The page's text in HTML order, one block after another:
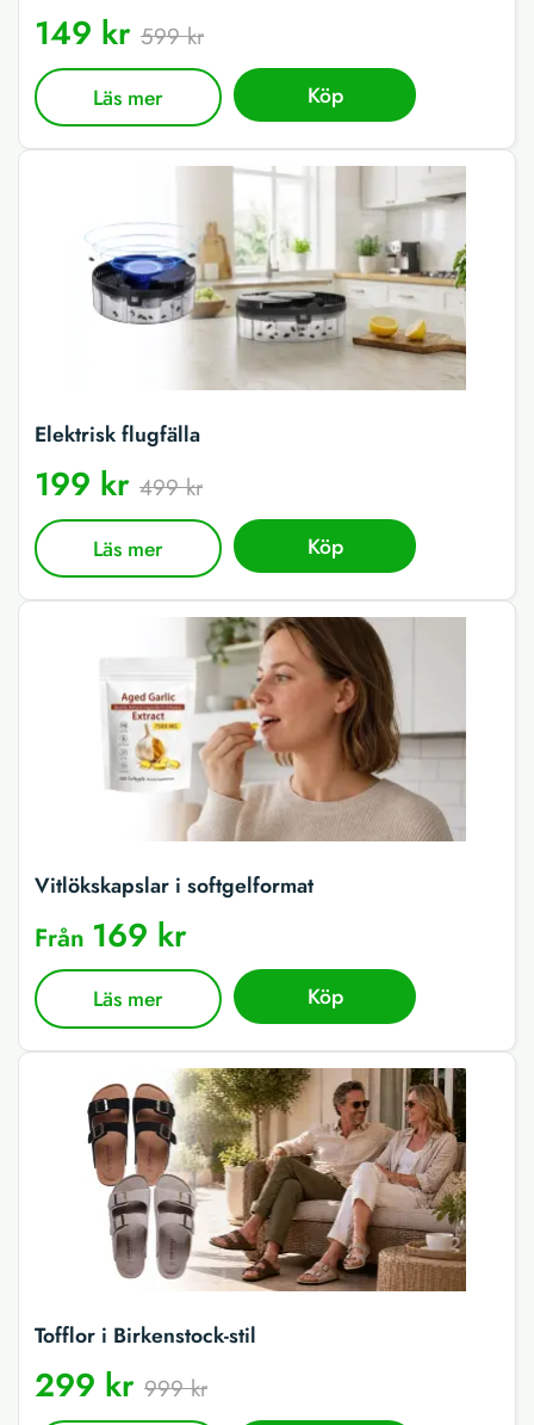
149 kr 599 kr
Läs mer Köp
Elektrisk flugfälla
199 kr 499 kr
Läs mer Köp
Vitlökskapslar i softgelformat
Från 169 kr
Läs mer Köp
Tofflor i Birkenstock-stil
299 kr 999 kr